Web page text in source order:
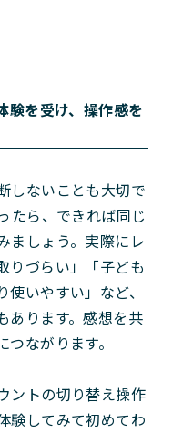
を受け、操作感を
しないことも大切で
たら、できれば同じ
ましょう。実際にレ
りづらい」「子ども
いやすい」など、
あります。感想を共
ながります。
ントの切り替え操作
験してみて初めてわ